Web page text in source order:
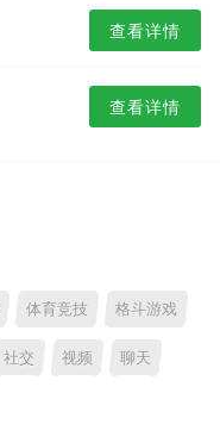
查看详情
查看详情
体育竞技 格斗游戏
社交 视频 聊天